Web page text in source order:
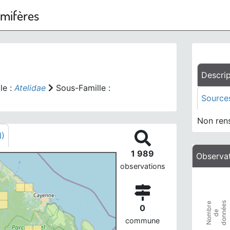
: Atelidae Sous-Famille :
1 989
observations
0
commune
Non
View
The
Nombre de données